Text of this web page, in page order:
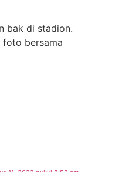
bak di stadion.
foto bersama